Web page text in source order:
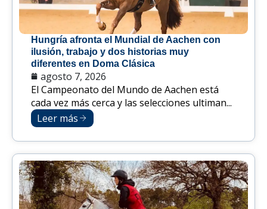
Hungría afronta el Mundial de Aachen con
ilusión, trabajo y dos historias muy
diferentes en Doma Clásica
agosto 7, 2026
El Campeonato del Mundo de Aachen está
cada vez más cerca y las selecciones ultiman...
Leer más